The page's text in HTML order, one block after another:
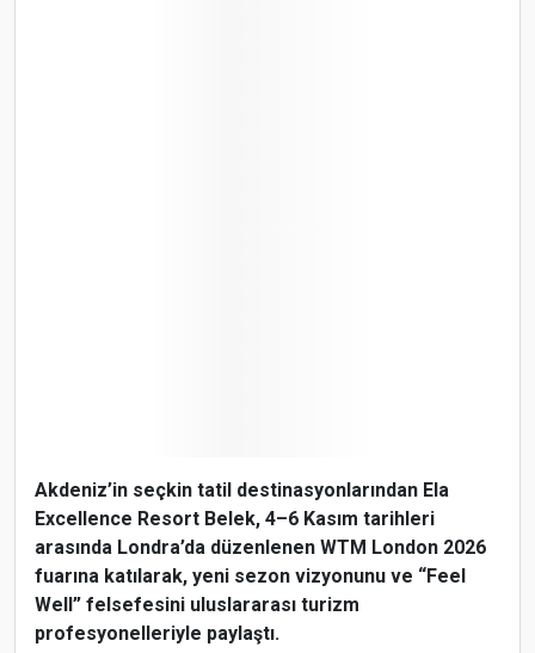
Akdeniz’in seçkin tatil destinasyonlarından Ela
Excellence Resort Belek, 4–6 Kasım tarihleri
arasında Londra’da düzenlenen WTM London 2026
fuarına katılarak, yeni sezon vizyonunu ve “Feel
Well” felsefesini uluslararası turizm
profesyonelleriyle paylaştı.